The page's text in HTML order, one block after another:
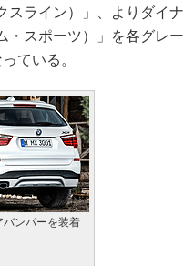
スライン）」、よりダイナ
・スポーツ）」を各グレー
ている。
バンパーを装着